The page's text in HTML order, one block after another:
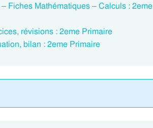
Fiches Mathématiques – Calculs : 2eme
révisions : 2eme Primaire
bilan : 2eme Primaire